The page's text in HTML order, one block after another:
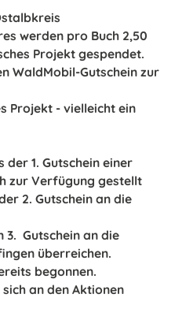
werden pro Buch 2,50
Projekt gespendet.
WaldMobil-Gutschein zur
Projekt - vielleicht ein
der 1. Gutschein einer
zur Verfügung gestellt
2. Gutschein an die
3. Gutschein an die
überreichen.
begonnen.
an den Aktionen